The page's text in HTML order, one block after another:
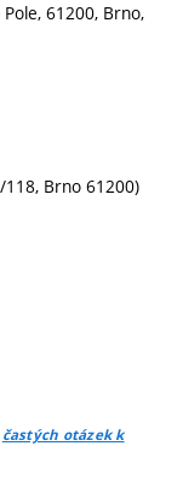
61200, Brno,
118, Brno 61200)
častých otázek k